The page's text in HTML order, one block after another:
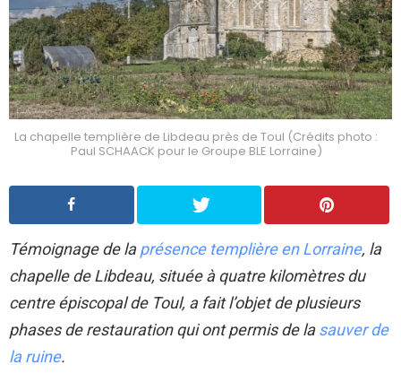
La chapelle templière de Libdeau près de Toul (Crédits photo :
Paul SCHAACK pour le Groupe BLE Lorraine)
Témoignage de laprésence templière en Lorraine, la
chapelle de Libdeau, située à quatre kilomètres du
centre épiscopal de Toul, a fait l’objet de plusieurs
phases de restauration qui ont permis de lasauver de
la ruine.